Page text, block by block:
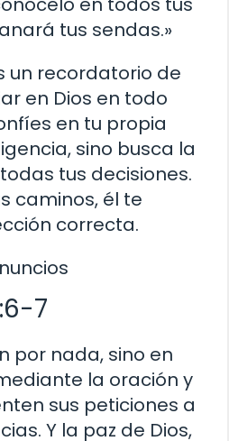
tus sendas.»
un recordatorio de
en Dios en todo
en tu propia
sino busca la
tus decisiones.
caminos, él te
correcta.
7
por nada, sino en
la oración y
sus peticiones a
Y la paz de Dios,